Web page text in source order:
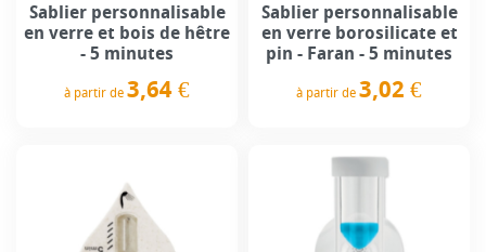
Sablier personnalisable
en verre et bois de hêtre
- 5 minutes
à partir de 3,64 €
Sablier personnalisable
en verre borosilicate et
pin - Faran - 5 minutes
à partir de 3,02 €